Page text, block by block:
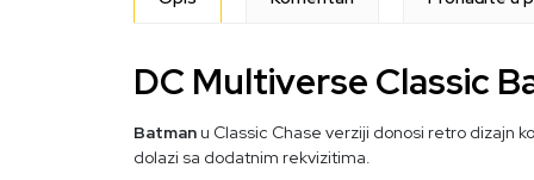
DC Multiverse Classic
Batman u Classic Chase verziji donosi retro dizajn
dolazi sa dodatnim rekvizitima.